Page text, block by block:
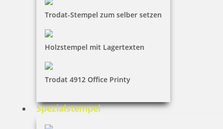
Trodat-Stempel zum selber setzen
Holzstempel mit Lagertexten
Trodat 4912 Office Printy
Spezialstempel
33,70 €